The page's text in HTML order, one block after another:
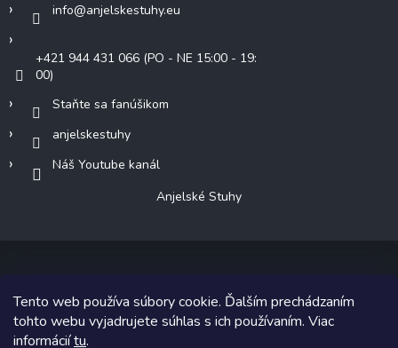
Tento web používa súbory cookie. Ďalším prechádzaním
tohto webu vyjadrujete súhlas s ich používaním. Viac
informáciítu.
info@anjelskestuhy.eu
+421 944 431 066 (PO - NE 15:00 - 19:
00)
Staňte sa fanúšikom
anjelskestuhy
Náš Youtube kanál
Anjelské Stuhy
Copyright 2026Anjelské Stuhy. Všetky práva vyhradené.
Grafický návrh vytvoril a na Shoptet implementoval